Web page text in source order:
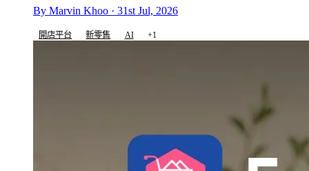
By Marvin Khoo · 31st Jul, 2026
開店平台 新零售 AI +1